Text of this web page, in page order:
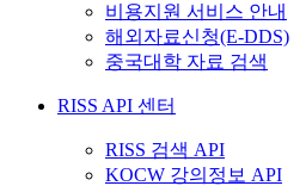
비용지원 서비스 안내
해외자료신청(E-DDS)
중국대학 자료 검색
RISS API 센터
RISS 검색 API
KOCW 강의정보 API